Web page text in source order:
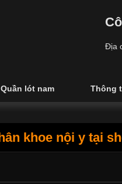
Địa
Quần lót nam Thông
khoe nội y tại